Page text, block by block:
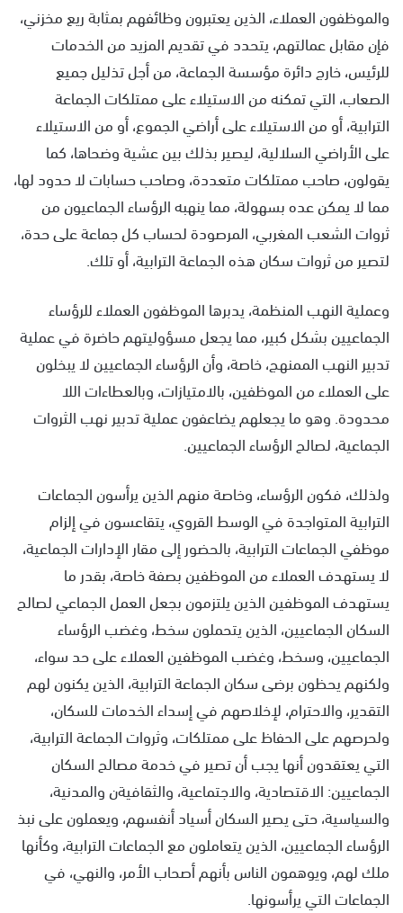
والموظفون العملاء، الذين يعتبرون وظائفهم بمثابة ريع مخزني،
فإن مقابل عمالتهم، يتحدد في تقديم المزيد من الخدمات
للرئيس، خارج دائرة مؤسسة الجماعة، من أجل تذليل جميع
الصعاب، التي تمكنه من الاستيلاء على ممتلكات الجماعة
الترابية، أو من الاستيلاء على أراضي الجموع، أو من الاستيلاء
على الأراضي السلالية، ليصير بذلك بين عشية وضحاها، كما
يقولون، صاحب ممتلكات متعددة، وصاحب حسابات لا حدود لها،
مما لا يمكن عده بسهولة، مما ينهبه الرؤساء الجماعيون من
ثروات الشعب المغربي، المرصودة لحساب كل جماعة على حدة،
لتصير من ثروات سكان هذه الجماعة الترابية، أو تلك.
وعملية النهب المنظمة، يدبرها الموظفون العملاء للرؤساء
الجماعيين بشكل كبير، مما يجعل مسؤوليتهم حاضرة في عملية
تدبير النهب الممنهج، خاصة، وأن الرؤساء الجماعيين لا يبخلون
على العملاء من الموظفين، بالامتيازات، وبالعطاءات اللا
محدودة. وهو ما يجعلهم يضاعفون عملية تدبير نهب الثروات
الجماعية، لصالح الرؤساء الجماعيين.
ولذلك، فكون الرؤساء، وخاصة منهم الذين يرأسون الجماعات
الترابية المتواجدة في الوسط القروي، يتقاعسون في إلزام
موظفي الجماعات الترابية، بالحضور إلى مقار الإدارات الجماعية،
لا يستهدف العملاء من الموظفين بصفة خاصة، بقدر ما
يستهدف الموظفين الذين يلتزمون بجعل العمل الجماعي لصالح
السكان الجماعيين، الذين يتحملون سخط، وغضب الرؤساء
الجماعيين، وسخط، وغضب الموظفين العملاء على حد سواء،
ولكنهم يحظون برضى سكان الجماعة الترابية، الذين يكنون لهم
التقدير، والاحترام، لإخلاصهم في إسداء الخدمات للسكان،
ولحرصهم على الحفاظ على ممتلكات، وثروات الجماعة الترابية،
التي يعتقدون أنها يجب أن تصير في خدمة مصالح السكان
الجماعيين: الاقتصادية، والاجتماعية، والثقافيةن والمدنية،
والسياسية، حتى يصير السكان أسياد أنفسهم، ويعملون على نبذ
الرؤساء الجماعيين، الذين يتعاملون مع الجماعات الترابية، وكأنها
ملك لهم، ويوهمون الناس بأنهم أصحاب الأمر، والنهي، في
الجماعات التي يرأسونها.